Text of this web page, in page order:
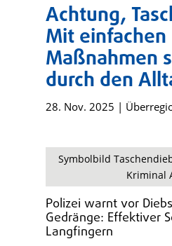
Achtung,
Mit einfachen
Maßnahmen
durch den
28. Nov. 2025 |
Symbolbild
Kriminal
Polizei warnt vor
Gedränge: Effektiver
Langfingern